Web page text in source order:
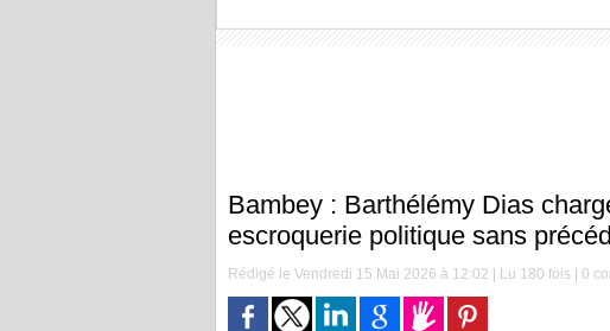
Bambey : Barthélémy Dias
escroquerie politique sans
Rédigé le Vendredi 15 Mai 2026 à 12:02 | Lu 180 fois | 0